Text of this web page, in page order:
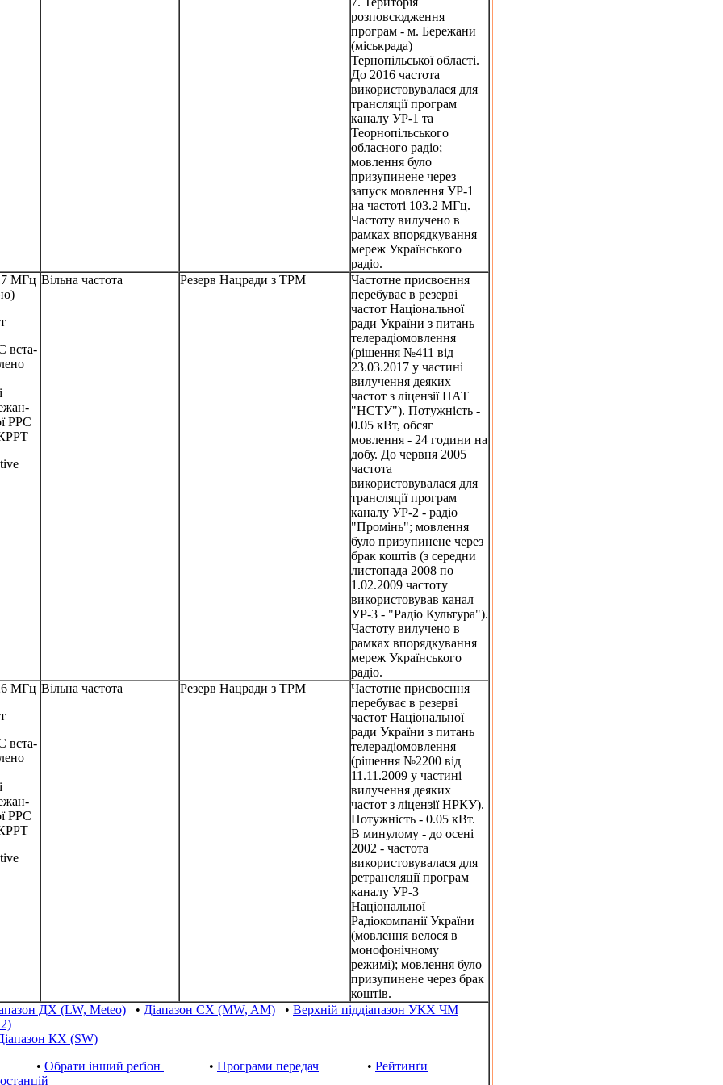
розповсюдження
програм - м. Бережани
(міськрада)
Тернопільської області.
До 2016 частота
використовувалася для
трансляції програм
каналу УР-1 та
Теорнопільського
обласного радіо;
мовлення було
призупинене через
запуск мовлення УР-1
на частоті 103.2 МГц.
Частоту вилучено в
рамках впорядкування
мереж Українського
радіо.
МГц
вста-
РРС
Вільна частота Резерв Нацради з ТРМ
Частотне присвоєння
перебуває в резерві
частот Національної
ради України з питань
телерадіомовлення
(рішення №411 від
23.03.2017 у частині
вилучення деяких
частот з ліцензії ПАТ
"НСТУ"). Потужність -
0.05 кВт, обсяг
мовлення - 24 години на
добу. До червня 2005
частота
використовувалася для
трансляції програм
каналу УР-2 - радіо
"Промінь"; мовлення
було призупинене через
брак коштів (з середни
листопада 2008 по
1.02.2009 частоту
використовував канал
УР-3 - "Радіо Культура").
Частоту вилучено в
рамках впорядкування
мереж Українського
радіо.
МГц
вста-
РРС
Вільна частота Резерв Нацради з ТРМ
Частотне присвоєння
перебуває в резерві
частот Національної
ради України з питань
телерадіомовлення
(рішення №2200 від
11.11.2009 у частині
вилучення деяких
частот з ліцензії НРКУ).
Потужність - 0.05 кВт.
В минулому - до осені
2002 - частота
використовувалася для
ретрансляції програм
каналу УР-3
Національної
Радіокомпанії України
(мовлення велося в
монофонічному
режимі); мовлення було
призупинене через брак
коштів.
ДХ (LW, Meteo) • Діапазон СХ (MW, AM) • Верхній піддіапазон УКХ ЧМ
КХ (SW)
Обрати інший реґіон • Програми передач • Рейтинґи